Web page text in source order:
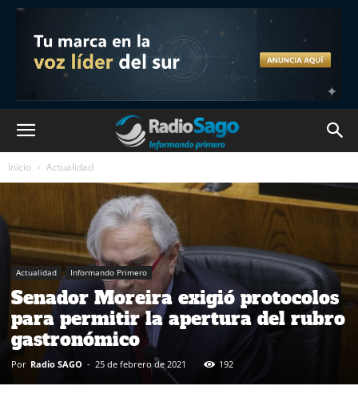
Inicio Actualidad
Actualidad Informando Primero
Senador Moreira exigió protocolos
para permitir la apertura del rubro
gastronómico
Por Radio SAGO - 25 de febrero de 2021 192